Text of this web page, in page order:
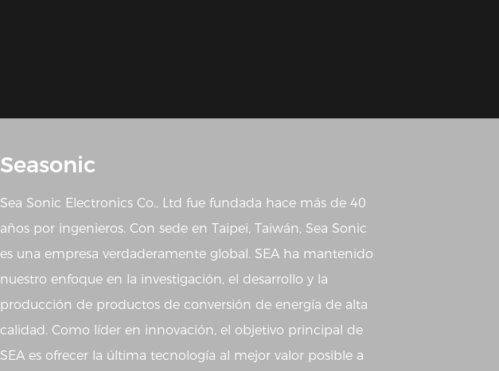
Seasonic
Sea Sonic Electronics Co., Ltd fue fundada hace más de 40
años por ingenieros. Con sede en Taipei, Taiwán, Sea Sonic
es una empresa verdaderamente global. SEA ha mantenido
nuestro enfoque en la investigación, el desarrollo y la
producción de productos de conversión de energía de alta
calidad. Como líder en innovación, el objetivo principal de
SEA es ofrecer la última tecnología al mejor valor posible a